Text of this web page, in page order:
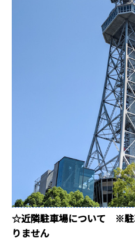
☆近隣駐車場について ※駐
りません